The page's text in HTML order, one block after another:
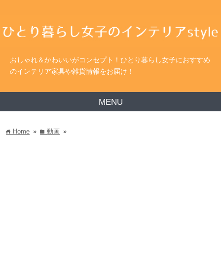
おしゃれ＆かわいいがコンセプト！ひとり暮らし女子におすすめ
のインテリア家具や雑貨情報をお届け！
MENU
home Home » folder動画 »